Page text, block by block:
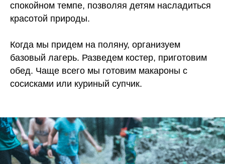
спокойном темпе, позволяя детям насладиться
красотой природы.
Когда мы придем на поляну, организуем
базовый лагерь. Разведем костер, приготовим
обед. Чаще всего мы готовим макароны с
сосисками или куриный супчик.
Купить билеты
Выберите подходящие для вас
1
Затем вы сможете оплатить билеты.
Мы с вами связываемся для
уточнения деталей мероприятия.
3